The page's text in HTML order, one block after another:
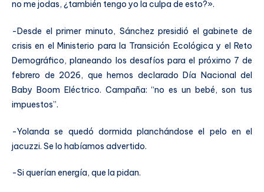
no me jodas, ¿también tengo yo la culpa de esto?».
-Desde el primer minuto, Sánchez presidió el gabinete de
crisis en el Ministerio para la Transición Ecológica y el Reto
Demográfico, planeando los desafíos para el próximo 7 de
febrero de 2026, que hemos declarado Día Nacional del
Baby Boom Eléctrico. Campaña: “no es un bebé, son tus
impuestos”.
-Yolanda se quedó dormida planchándose el pelo en el
jacuzzi. Se lo habíamos advertido.
-Si querían energía, que la pidan.